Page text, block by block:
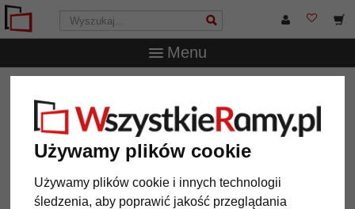
Używamy plików cookie
Używamy plików cookie i innych technologii
śledzenia, aby poprawić jakość przeglądania
Menu
multiramka na zdjęcia Amelia
Aluminiowa multiramka na
zdjęcia Amelia